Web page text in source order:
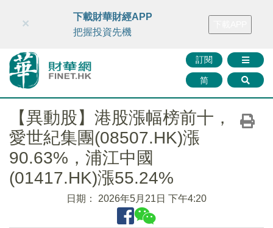
財華智庫網 FINTV FINMETA 財華證券 媒體矩陣
訂閱
简
×
下載財華財經APP
把握投資先機
【異動股】港股漲幅榜前十，
愛世紀集團(08507.HK)漲
90.63%，浦江中國
(01417.HK)漲55.24%
日期： 2026年5月21日 下午4:20